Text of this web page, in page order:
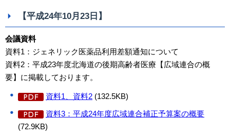
【平成24年10月23日】
会議資料
資料1：ジェネリック医薬品利用差額通知について
資料2：平成23年度北海道の後期高齢者医療【広域連合の概
要】に掲載しております。
資料1、資料2 (132.5KB)
資料3：平成24年度広域連合補正予算案の概要
(72.9KB)